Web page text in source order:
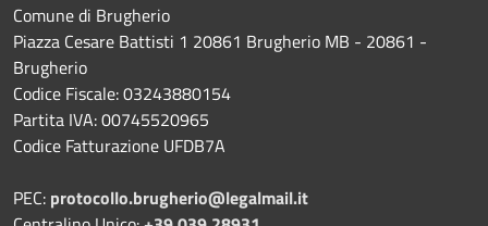
Comune di Brugherio
Piazza Cesare Battisti 1 20861 Brugherio MB - 20861 -
Brugherio
Codice Fiscale: 03243880154
Partita IVA: 00745520965
Codice Fatturazione UFDB7A
PEC: protocollo.brugherio@legalmail.it